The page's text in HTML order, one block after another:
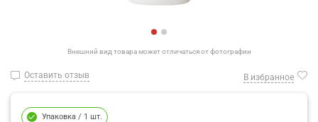
Внешний вид товара может отличаться от фотографии
Оставить отзыв В избранное
Упаковка / 1 шт.